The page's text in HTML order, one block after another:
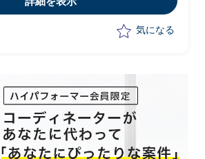
用管理/プロジェクト毎の損益可視化・管
-業務/システムの現行運用把握、課題
の洗い出し
-課題に対するアクションの検討(エン
ドクライアント内で洗い出した大項目を
基にしたブレイクダウンを中心)
-WBS(タイトル別の収益・費用管理単
気になる